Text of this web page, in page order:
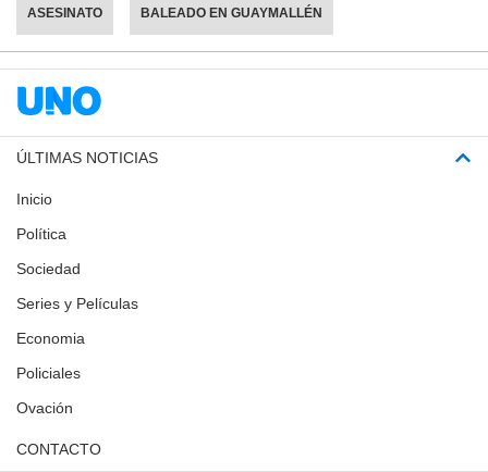
ASESINATO BALEADO EN GUAYMALLÉN
ÚLTIMAS NOTICIAS
Inicio
Política
Sociedad
Series y Películas
Economia
Policiales
Ovación
CONTACTO